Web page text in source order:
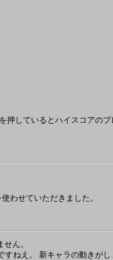
しているとハイスコアのプ
わせていただきました。
ん。
ねえ。 新キャラの動きが